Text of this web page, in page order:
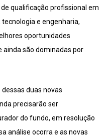
qualificação profissional em
e engenharia,
oportunidades
são dominadas por
duas novas
precisarão ser
do fundo, em resolução
análise ocorra e as novas